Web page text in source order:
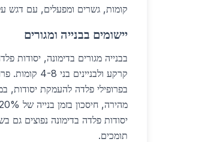
קומות, גשרים ומפעלים, עם דגש
יישומים בבנייה ומגורים
בבנייה מגורים בדימונה, יסודות
קרקע
מהירה, חיסכון בזמן בנייה של 20%.
יסודות פלדה בדימונה נפוצים גם
תומכים.